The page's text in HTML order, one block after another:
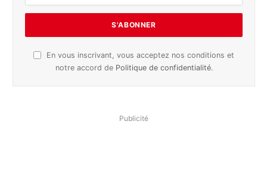
En vous inscrivant, vous acceptez nos conditions et
notre accord de Politique de confidentialité.
Publicité